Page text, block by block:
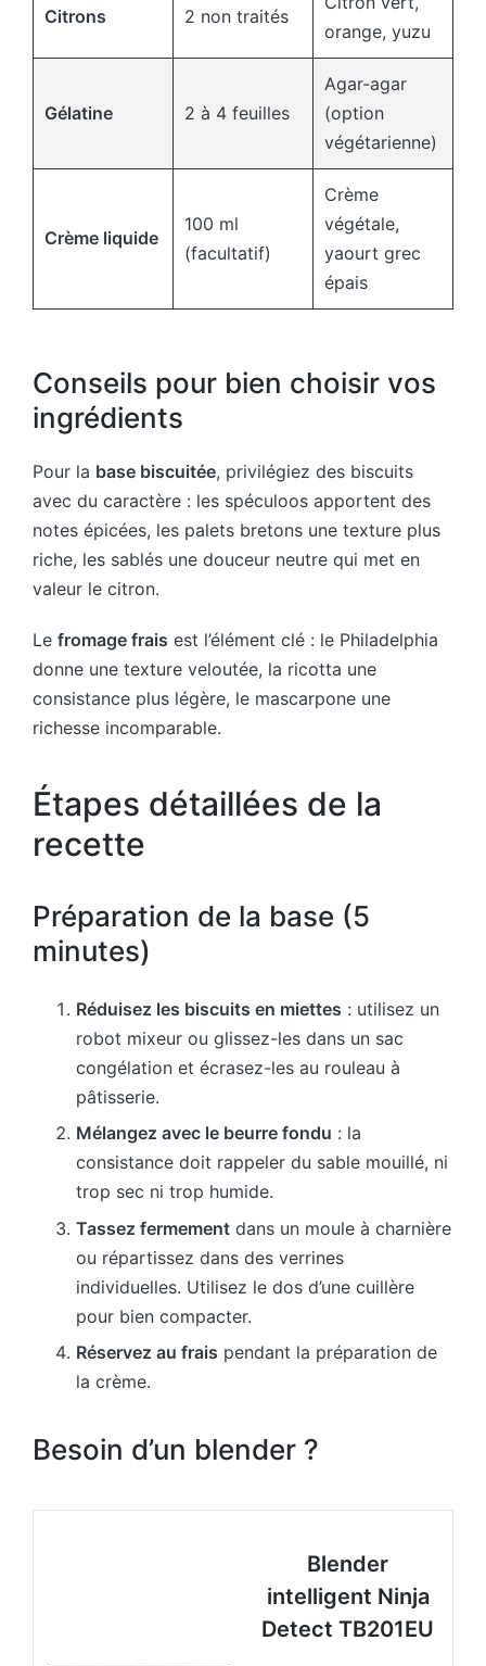
Citrons 2 non traités
orange, yuzu
Gélatine 2 à 4 feuilles
Agar-agar
(option
végétarienne)
Crème liquide
100 ml
(facultatif)
Crème
végétale,
yaourt grec
épais
Conseils pour bien choisir vos
ingrédients
Pour la base biscuitée, privilégiez des biscuits
avec du caractère : les spéculoos apportent des
notes épicées, les palets bretons une texture plus
riche, les sablés une douceur neutre qui met en
valeur le citron.
Le fromage frais est l’élément clé : le Philadelphia
donne une texture veloutée, la ricotta une
consistance plus légère, le mascarpone une
richesse incomparable.
Étapes détaillées de la
recette
Préparation de la base (5
minutes)
Réduisez les biscuits en miettes : utilisez un
robot mixeur ou glissez-les dans un sac
congélation et écrasez-les au rouleau à
pâtisserie.
Mélangez avec le beurre fondu : la
consistance doit rappeler du sable mouillé, ni
trop sec ni trop humide.
Tassez fermement dans un moule à charnière
ou répartissez dans des verrines
individuelles. Utilisez le dos d’une cuillère
pour bien compacter.
Réservez au frais pendant la préparation de
la crème.
Besoin d’un blender ?
Blender
intelligent Ninja
Detect TB201EU